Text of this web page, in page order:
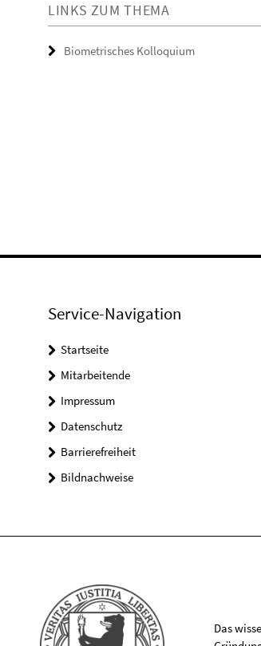
LINKS ZUM THEMA
Biometrisches Kolloquium
Service-Navigation
Startseite
Mitarbeitende
Impressum
Datenschutz
Barrierefreiheit
Bildnachweise
Das